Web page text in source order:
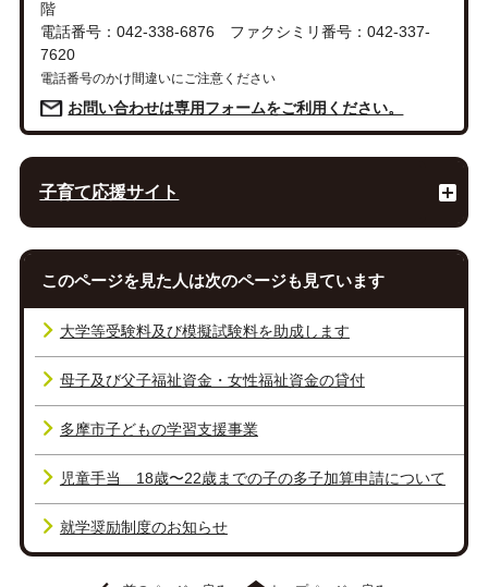
階
電話番号：042-338-6876 ファクシミリ番号：042-337-
7620
電話番号のかけ間違いにご注意ください
お問い合わせは専用フォームをご利用ください。
子育て応援サイト
このページを見た人は次のページも見ています
大学等受験料及び模擬試験料を助成します
母子及び父子福祉資金・女性福祉資金の貸付
多摩市子どもの学習支援事業
児童手当 18歳〜22歳までの子の多子加算申請について
就学奨励制度のお知らせ